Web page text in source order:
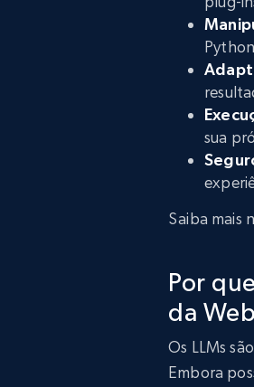
sua
Saiba mais
Por
da
Os LLMs
Embora